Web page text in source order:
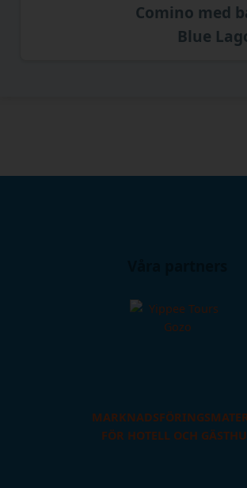
Comino med
Blue
FÖR HOTELL OCH